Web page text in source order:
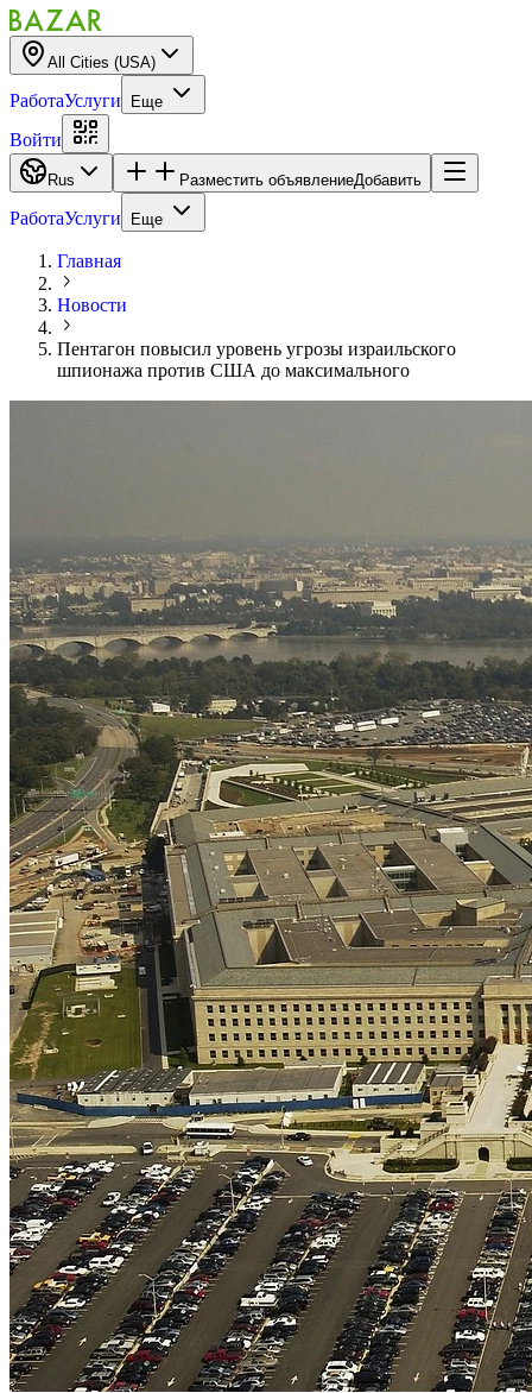
All Cities (USA)
РаботаУслуги Еще
Войти
Rus Разместить объявлениеДобавить
РаботаУслуги Еще
Главная
Новости
Пентагон повысил уровень угрозы израильского
шпионажа против США до максимального